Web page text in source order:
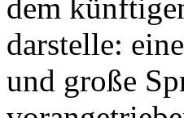
dem
darstelle:
und große